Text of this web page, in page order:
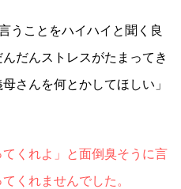
うことをハイハイと聞く良
だんストレスがたまってき
さんを何とかしてほしい」
くれよ」と面倒臭そうに言
くれませんでした。